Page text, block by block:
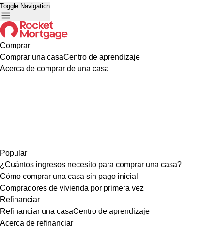
Toggle Navigation
Comprar
Comprar una casaCentro de aprendizaje
Acerca de comprar de una casa
Popular
¿Cuántos ingresos necesito para comprar una casa?
Cómo comprar una casa sin pago inicial
Compradores de vivienda por primera vez
Refinanciar
Refinanciar una casaCentro de aprendizaje
Acerca de refinanciar